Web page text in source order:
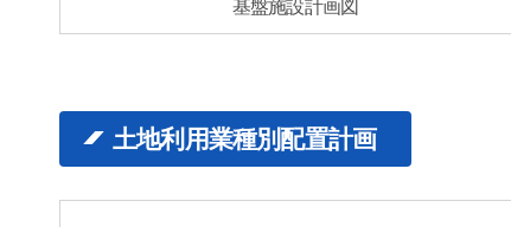
基盤施設計画図
土地利用業種別配置計画